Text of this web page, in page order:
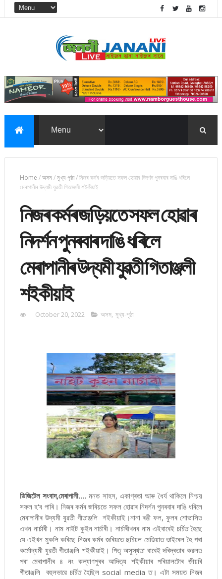
Home /অসম/মুখ্য-পৃষ্ঠা/নিজৰ কৰ্মৰ জড়িয়তে সফল হোৱাৰ নিদৰ্শন পুনৰবাৰ দাঙি ধৰিলে
মেৰাপানীৰ উদ্যমী যুৱতী গিতাঞ্জলী শইকীয়াই
নিজৰ কৰ্মৰ জড়িয়তে সফল হোৱাৰ
নিদৰ্শন পুনৰবাৰ দাঙি ধৰিলে
মেৰাপানীৰ উদ্যমী যুৱতী গিতাঞ্জলী
শইকীয়াই
October 20, 2022 অসম, মুখ্য-পৃষ্ঠা
ডিজিটেল সংবাদ,মেৰাপানী.... মনত সাহস, একাগ্ৰতা আৰু ধৈৰ্য থাকিলে নিশ্চয়
সফল হ'ব পাৰি। নিজৰ কৰ্মৰ জৰিয়তে সফল হোৱাৰ নিদৰ্শন পুনৰবাৰ দাঙি ধৰিলে
মেৰাপানীৰ উদ্যমী যুৱতী গীতাঞ্জলি শইকীয়াই।নানা ৰঙী ফল, ফুলৰ শোভাসিত
এখন নাৰ্চাৰী। নাম নাইট কুইন নাৰ্চাৰী। নাৰ্চাৰীখনৰ নাম এইবাবেই চৰ্চিত হৈছে
যে এইখন মুকলি কৰিছে নিজৰ কৰ্মৰ জৰিয়তে ছচিয়ল মেডিয়াত ভাইৰেল হৈ পৰা
কৰ্মোদ্যমী যুৱতী গীতাঞ্জলি শইকীয়াই। পিতৃ অসুস্থতা বাবেই দৰিদ্ৰতাৰ কৱলত
পৰা মেৰাপানীৰ ৪ নং কল্যাণপুৰৰ আদিত্য শইকীয়াৰ পৰিয়ালটোৰ জীয়ৰি
গীতাঞ্জলি বহুলভাৱে চৰ্চিত হৈছিল social media ত। এটা সময়ত নিজৰ